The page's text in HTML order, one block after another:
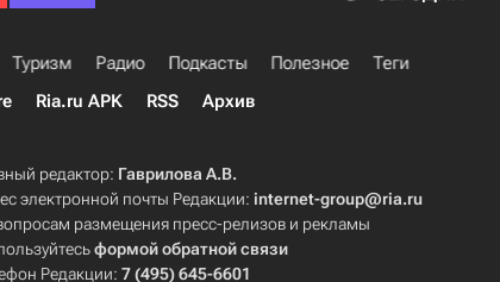
Туризм Радио Подкасты Полезное
Теги
Ria.ru APK RSS Архив
редактор: Гаврилова А.В.
электронной почты Редакции:internet-group@ria.ru
размещения пресс-релизов и рекламы
формой обратной связи
Редакции:7 (495) 645-6601